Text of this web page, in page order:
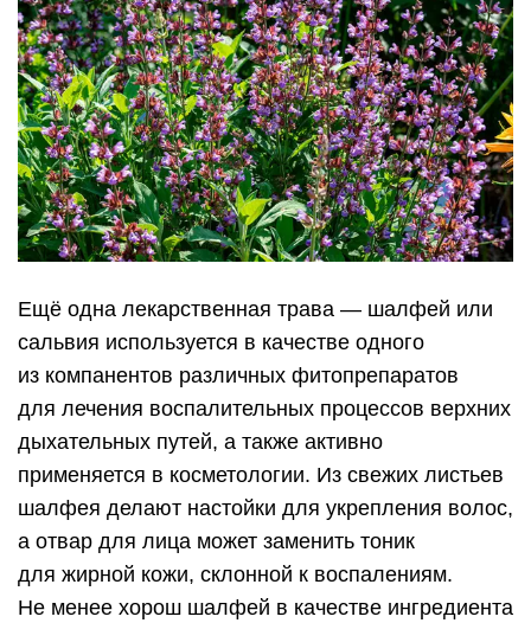
Ещё одна лекарственная трава — шалфей или
сальвия используется в качестве одного
из компанентов различных фитопрепаратов
для лечения воспалительных процессов верхних
дыхательных путей, а также активно
применяется в косметологии. Из свежих листьев
шалфея делают настойки для укрепления волос,
а отвар для лица может заменить тоник
для жирной кожи, склонной к воспалениям.
Не менее хорош шалфей в качестве ингредиента